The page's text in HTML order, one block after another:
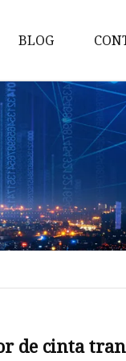
BLOG
de cinta